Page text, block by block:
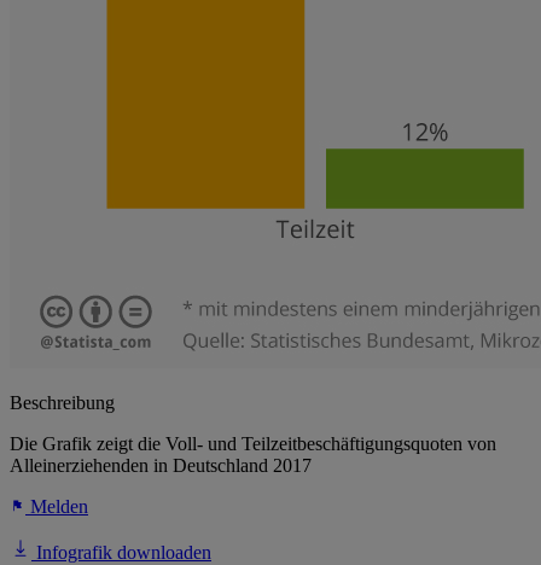
Beschreibung
Die Grafik zeigt die Voll- und Teilzeitbeschäftigungsquoten von
Alleinerziehenden in Deutschland 2017
Melden
Infografik downloaden